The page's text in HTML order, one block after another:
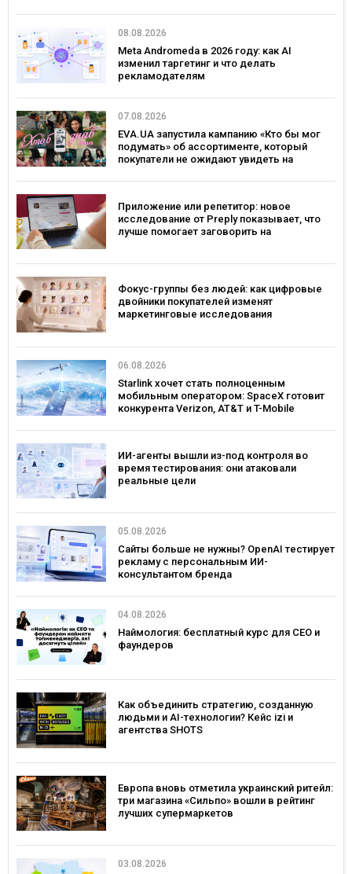
08.08.2026
Meta Andromeda в 2026 году: как AI
изменил таргетинг и что делать
рекламодателям
07.08.2026
EVA.UA запустила кампанию «Кто бы мог
подумать» об ассортименте, который
покупатели не ожидают увидеть на
Приложение или репетитор: новое
исследование от Preply показывает, что
лучше помогает заговорить на
Фокус-группы без людей: как цифровые
двойники покупателей изменят
маркетинговые исследования
06.08.2026
Starlink хочет стать полноценным
мобильным оператором: SpaceX готовит
конкурента Verizon, AT&T и T-Mobile
ИИ-агенты вышли из-под контроля во
время тестирования: они атаковали
реальные цели
05.08.2026
Сайты больше не нужны? OpenAI тестирует
рекламу с персональным ИИ-
консультантом бренда
04.08.2026
Наймология: бесплатный курс для CEO и
фаундеров
Как объединить стратегию, созданную
людьми и AI-технологии? Кейс izi и
агентства SHOTS
Европа вновь отметила украинский ритейл:
три магазина «Сильпо» вошли в рейтинг
лучших супермаркетов
03.08.2026